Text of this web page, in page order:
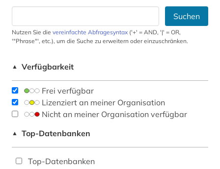
Suchen
Nutzen Sie die vereinfachte Abfragesyntax ('+' = AND, '|' = OR,
'"Phrase"', etc.), um die Suche zu erweitern oder einzuschränken.
▲ Verfügbarkeit
Frei verfügbar
Lizenziert an meiner Organisation
Nicht an meiner Organisation verfügbar
▲ Top-Datenbanken
Top-Datenbanken